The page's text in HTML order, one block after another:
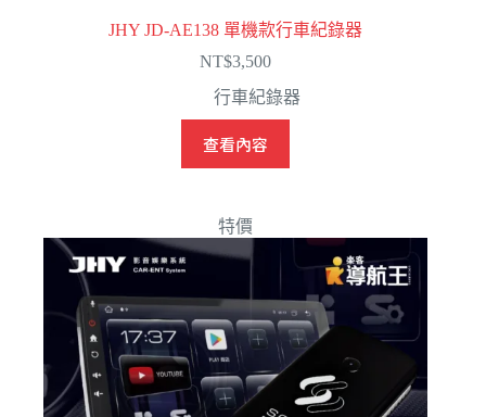
JHY JD-AE138 單機款行車紀錄器
NT$3,500
行車紀錄器
查看內容
特價